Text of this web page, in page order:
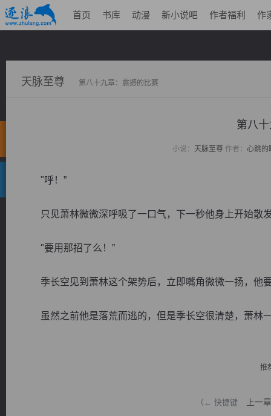
首页 书库 动漫 新小说吧 作者福利 作
天脉至尊 第八十九章：震撼的比赛
第八
小说： 天脉至尊作者： 心跳的
"呼！”
只见萧林微微深呼吸了一口气，下一秒他身上开始散
"要用那招了么！”
季长空见到萧林这个架势后，立即嘴角微微一扬，他
虽然之前他是落荒而逃的，但是季长空很清楚，萧林
推
（← 快捷键 上一章